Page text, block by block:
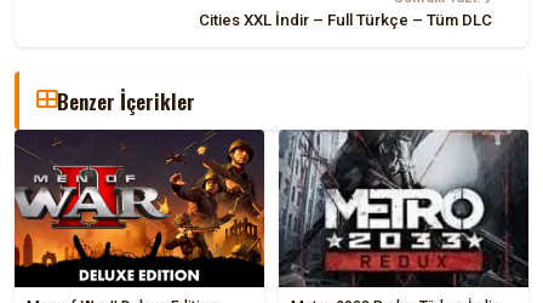
Cities XXL İndir – Full Türkçe – Tüm DLC
Benzer İçerikler